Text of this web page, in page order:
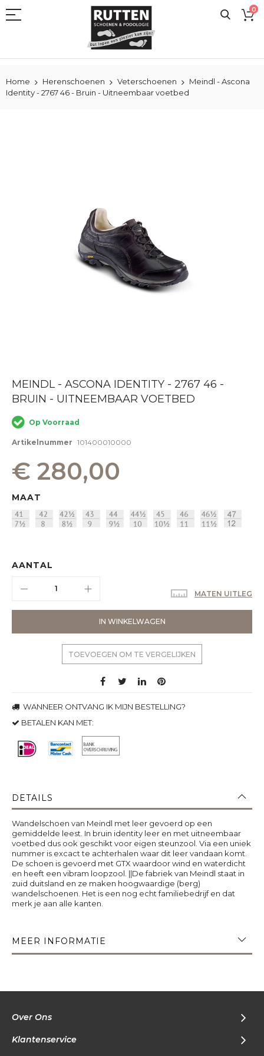
naar
0
Home Herenschoenen Veterschoenen
Meindl - Ascona
Identity - 2767 46 - Bruin - Uitneembaar voetbed
Ga
het
van
de
afbeeldingen-
MEINDL - ASCONA IDENTITY - 2767 46 -
BRUIN - UITNEEMBAAR VOETBED
Op Voorraad
Artikelnummer 101400010000
€ 280,00
MAAT
AANTAL
IN WINKELWAGEN
MATEN UITLEG
TOEVOEGEN OM TE VERGELIJKEN
WANNEER ONTVANG IK MIJN BESTELLING?
BETALEN KAN MET:
DETAILS
Wandelschoen van Meindl met leer gevoerd op een
gemiddelde leest. In bruin identity leer en met uitneembaar
voetbed dus ook geschikt voor eigen steunzool. Via een uniek
nummer is excact te achterhalen waar dit leer vandaan komt.
De schoen is gevoerd met GTX waardoor wind en waterdicht
en heeft een vibram loopzool. ||De fabriek van Meindl staat in
zuid duitsland en ze maken hoogwaardige (berg)
wandelschoenen. Het is een nog echt familiebedrijf en dat
merk je aan alle kanten.
MEER INFORMATIE
Over Ons
Klantenservice